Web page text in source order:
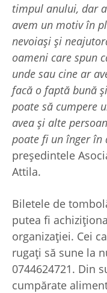
timpul anului, dar
avem un motiv în
nevoiași și
oameni care spun
unde sau cine ar
facă o faptă bună
poate să cumpere
avea și alte
poate fi un înger în
președintele
Attila.
Biletele de
putea fi
organizației. Cei
rugați să sune la
0744624721. Din
cumpărate